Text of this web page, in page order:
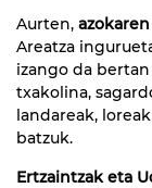
Aurten,
Areatza
izango da
txakolina,
landareak,
batzuk.
Ertzaintzak eta